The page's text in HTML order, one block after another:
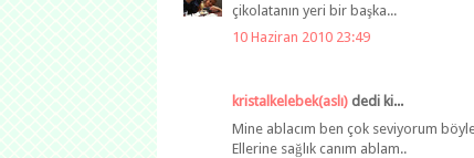
çikolatanın yeri bir başka...
10 Haziran 2010 23:49
kristalkelebek(aslı) dedi ki...
Mine ablacım ben çok seviyorum
Ellerine sağlık canım ablam..